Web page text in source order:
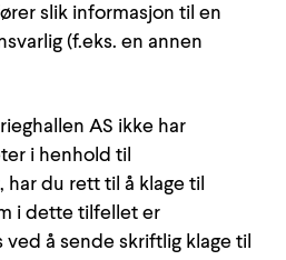
slik informasjon til en
(f.eks. en annen
AS ikke har
i henhold til
du rett til å klage til
i dette tilfellet er
å sende skriftlig klage til